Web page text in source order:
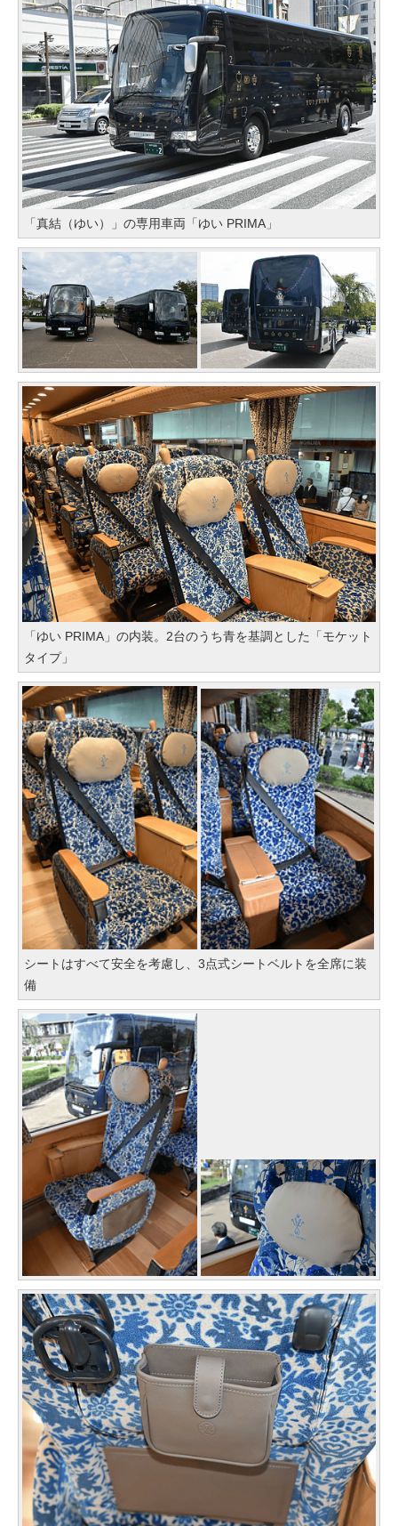
「真結（ゆい）」の専用車両「ゆい PRIMA」
「ゆい PRIMA」の内装。2台のうち青を基調とした「モケット
タイプ」
シートはすべて安全を考慮し、3点式シートベルトを全席に装
備